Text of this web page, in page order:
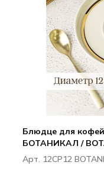
Блюдце для
БОТАНИКАЛ /
Арт. 12CP12